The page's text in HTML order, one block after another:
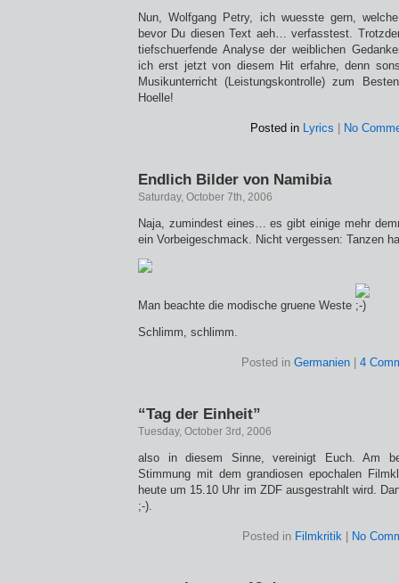
Nun, Wolfgang Petry, ich wuesste gern,
bevor Du diesen Text aeh… verfasstest.
tiefschuerfende Analyse der weiblichen
ich erst jetzt von diesem Hit erfahre, denn
Musikunterricht (Leistungskontrolle) zum
Hoelle!
Posted in Lyrics No
Endlich Bilder von Namibia
Saturday, October 7th, 2006
Naja, zumindest eines… es gibt einige mehr
ein Vorbeigeschmack. Nicht vergessen: Tanzen
Man beachte die modische gruene Weste
Schlimm, schlimm.
Posted in Germanien 4
“Tag der Einheit”
Tuesday, October 3rd, 2006
also in diesem Sinne, vereinigt Euch. Am
Stimmung mit dem grandiosen epochalen
heute um 15.10 Uhr im ZDF ausgestrahlt wird.
;-).
Posted in Filmkritik| No